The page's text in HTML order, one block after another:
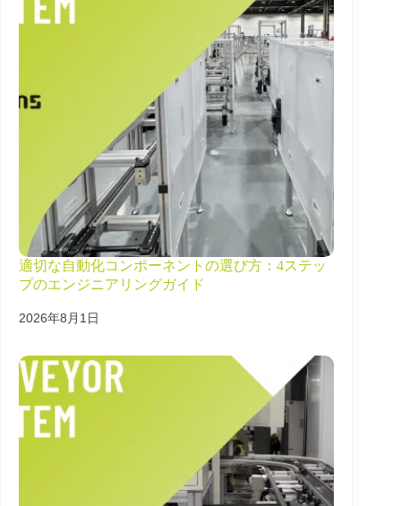
適切な自動化コンポーネントの選び方：4ステッ
プのエンジニアリングガイド
2026年8月1日